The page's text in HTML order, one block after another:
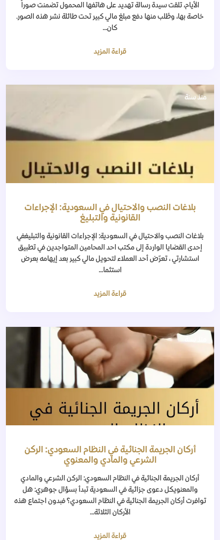
الأيام، تلقت سيدة رسالة تهديد على هاتفها المحمول تضمنت صوراً
خاصة بها، وطُلب منها دفع مبلغ مالي كبير تحت طائلة نشر هذه الصور.
كان...
قراءة المزيد
منذ سنة
بلاغات النصب والاحتيال في السعودية: الإجراءات
القانونية والتبليغ
بلاغات النصب والاحتيال في السعودية: الإجراءات القانونية والتبليغفي
إحدى القضايا الواردة إلى مكتب احد المحامين المتواجدين في تطبيق
استشارتي ، تعرّض أحد العملاء لتحويل مالي كبير بعد إيهامه بعرض
استثما...
قراءة المزيد
أركان الجريمة الجنائية في النظام السعودي: الركن
الشرعي والمادي والمعنوي
أركان الجريمة الجنائية في النظام السعودي: الركن الشرعي والمادي
والمعنويكل دعوى جزائية في السعودية تبدأ بسؤال جوهري: هل
توافرت أركان الجريمة الجنائية في النظام السعودي؟ فبدون اجتماع هذه
الأركان الثلاثة...
قراءة المزيد